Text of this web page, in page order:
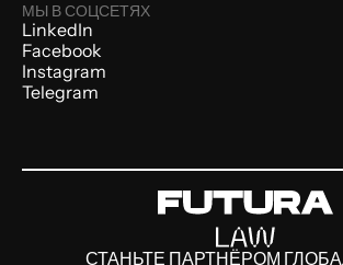
МЫ В СОЦСЕТЯХ
LinkedIn
Facebook
Instagram
Telegram
СТАНЬТЕ ПАРТНЁРОМ